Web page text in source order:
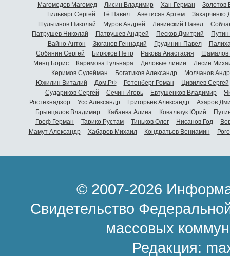
Магомедов Магомед
Лисин Владимир Хан Герман
Золотов
Гильварг Сергей
Тё Павел Аветисян Артем
Захарченко
Шульгинов Николай
Муров Андрей Ливинский Павел
Патрушев Николай
Патрушев Андрей Песков Дмитрий
Вайно Антон
Зюганов Геннадий Грудинин Павел
Собянин Сергей
Бирюков Петр Ракова Анастасия
Шамалов
Минц Борис
Каримова Гульнара Деловые линии
Лесин
Керимов Сулейман
Богатиков Александр
Молчанов
Южилин Виталий
Дом.РФ Ротенберг Роман
Цивилев Сергей
Судариков Сергей
Сечин Игорь Евтушенков Владимир
Ростехнадзор
Усс Александр Григорьев Александр
Азаров
Брынцалов Владимир
Кабаева Алина Ковальчук Юрий
Греф Герман
Тарико Рустам Тиньков Олег Нисанов Год
Мамут Александр
Хабаров Михаил Кондратьев Вениамин
© 2007-2026
Свидетельство
массовых
Редакция: